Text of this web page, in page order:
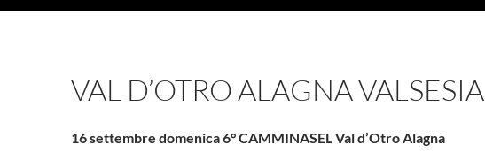
VAL D’OTRO ALAGNA VALSESIA
16 settembre domenica 6° CAMMINASEL Val d’Otro Alagna